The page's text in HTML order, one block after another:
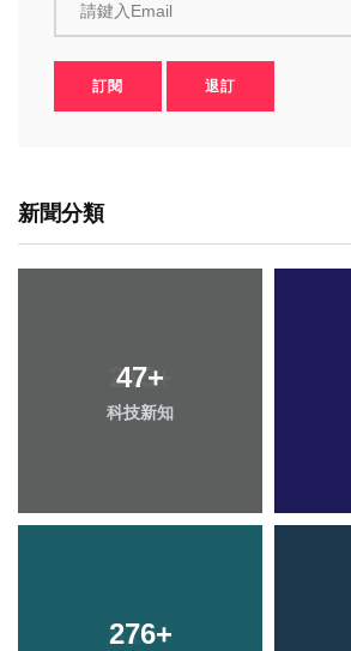
請鍵入Email
訂閱 退訂
新聞分類
47+
科技新知
276+